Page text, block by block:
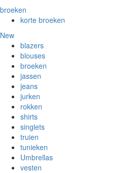
broeken
korte broeken
New
blazers
blouses
broeken
jassen
jeans
jurken
rokken
shirts
singlets
truien
tunieken
Umbrellas
vesten